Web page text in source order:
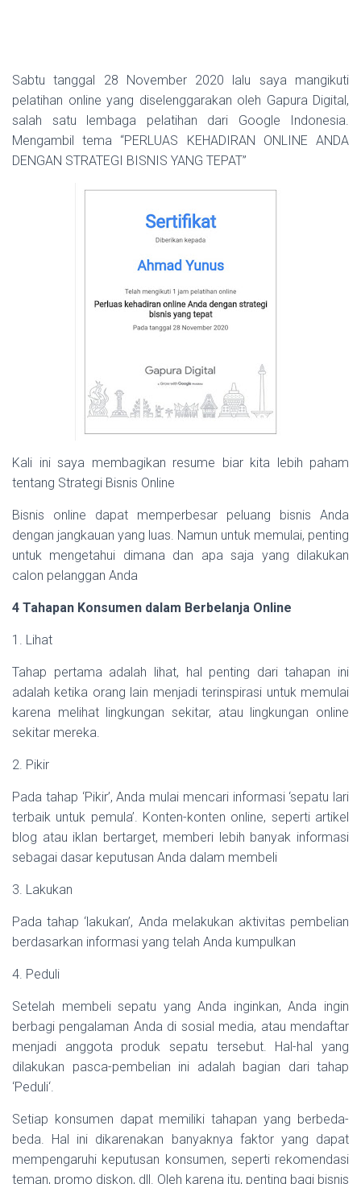
Sabtu tanggal 28 November 2020 lalu saya mangikuti
pelatihan online yang diselenggarakan oleh Gapura Digital,
salah satu lembaga pelatihan dari Google Indonesia.
Mengambil tema “PERLUAS KEHADIRAN ONLINE ANDA
DENGAN STRATEGI BISNIS YANG TEPAT”
Kali ini saya membagikan resume biar kita lebih paham
tentang Strategi Bisnis Online
Bisnis online dapat memperbesar peluang bisnis Anda
dengan jangkauan yang luas. Namun untuk memulai, penting
untuk mengetahui dimana dan apa saja yang dilakukan
calon pelanggan Anda
4 Tahapan Konsumen dalam Berbelanja Online
1. Lihat
Tahap pertama adalah lihat, hal penting dari tahapan ini
adalah ketika orang lain menjadi terinspirasi untuk memulai
karena melihat lingkungan sekitar, atau lingkungan online
sekitar mereka.
2. Pikir
Pada tahap ‘Pikir’, Anda mulai mencari informasi ‘sepatu lari
terbaik untuk pemula’. Konten-konten online, seperti artikel
blog atau iklan bertarget, memberi lebih banyak informasi
sebagai dasar keputusan Anda dalam membeli
3. Lakukan
Pada tahap ‘lakukan’, Anda melakukan aktivitas pembelian
berdasarkan informasi yang telah Anda kumpulkan
4. Peduli
Setelah membeli sepatu yang Anda inginkan, Anda ingin
berbagi pengalaman Anda di sosial media, atau mendaftar
menjadi anggota produk sepatu tersebut. Hal-hal yang
dilakukan pasca-pembelian ini adalah bagian dari tahap
‘Peduli‘.
Setiap konsumen dapat memiliki tahapan yang berbeda-
beda. Hal ini dikarenakan banyaknya faktor yang dapat
mempengaruhi keputusan konsumen, seperti rekomendasi
teman, promo diskon, dll. Oleh karena itu, penting bagi bisnis